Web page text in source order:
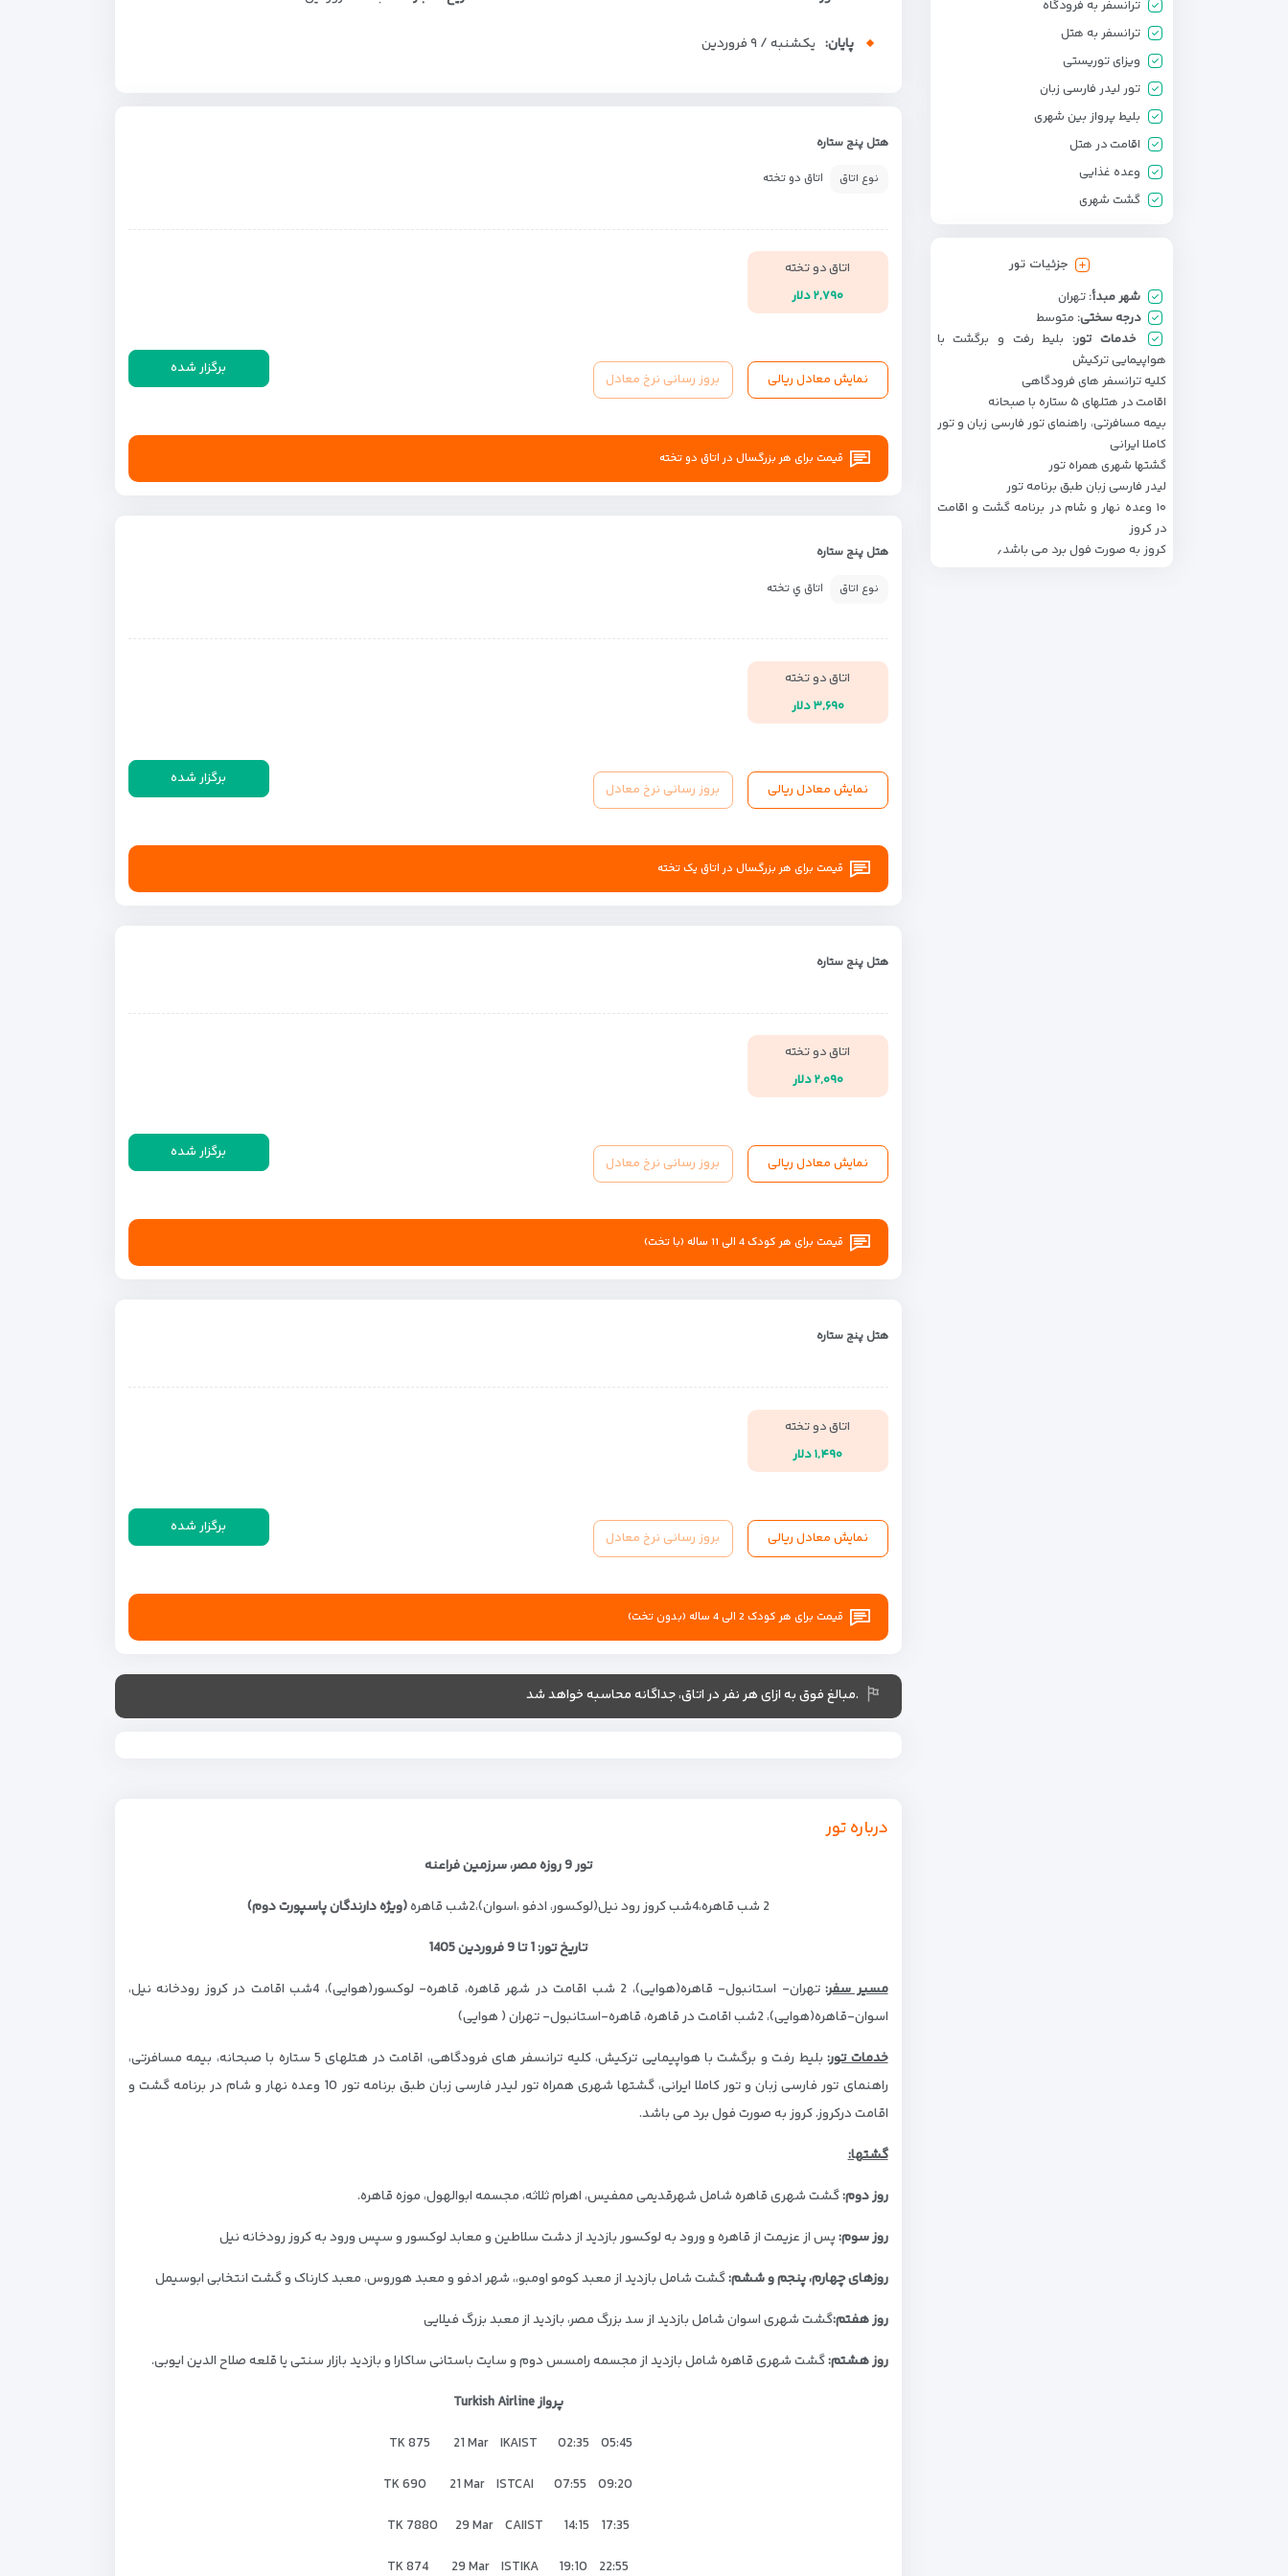
ترانسفر به فرودگاه
ترانسفر به هتل
ویزای توریستی
تور لیدر فارسی زبان
بلیط پرواز بین شهری
اقامت در هتل
وعده غذایی
گشت شهری
جزئیات تور
شهر مبدأ: تهران
درجه سختی: متوسط
خدمات تور: بلیط رفت و برگشت با
هواپیمایی ترکیش
کلیه ترانسفر های فرودگاهی
اقامت در هتل­های ۵ ستاره با صبحانه
بیمه مسافرتی، راهنمای تور فارسی زبان و تور
کاملا ایرانی
گشت­ها شهری همراه تور
لیدر فارسی زبان طبق برنامه تور
۱۰ وعده نهار و شام در برنامه گشت و اقامت
در کروز
کروز به صورت فول برد می باشد٫
پایان: یکشنبه / ۹ فروردین
هتل پنج ستاره
نوع اتاق اتاق دو تخته
اتاق دو تخته
۲,۷۹۰ دلار
برگزار شده
نمایش معادل ریالی بروز رسانی نرخ معادل
قیمت برای هر بزرگسال در اتاق دو تخته
هتل پنج ستاره
نوع اتاق اتاق ي تخته
اتاق دو تخته
۳,۶۹۰ دلار
برگزار شده
نمایش معادل ریالی بروز رسانی نرخ معادل
قیمت برای هر بزرگسال در اتاق یک تخته
هتل پنج ستاره
اتاق دو تخته
۲,۰۹۰ دلار
برگزار شده
نمایش معادل ریالی بروز رسانی نرخ معادل
قیمت برای هر کودک 4 الی 11 ساله (با تخت)
هتل پنج ستاره
اتاق دو تخته
۱,۴۹۰ دلار
برگزار شده
نمایش معادل ریالی بروز رسانی نرخ معادل
قیمت برای هر کودک 2 الی 4 ساله (بدون تخت)
.مبالغ فوق به ازای هر نفر در اتاق، جداگانه محاسبه خواهد شد
درباره تور
تور 9 روزه مصر، سرزمین فراعنه
2 شب قاهره،4شب کروز رود نیل(لوکسور، ادفو ،اسوان)،2شب قاهره
(ویژه دارندگان پاسپورت دوم)
تاریخ تور: 1 تا 9 فروردین 1405
مسیر سفر:
تهران- استانبول- قاهره(هوایی)، 2 شب اقامت در شهر قاهره، قاهره- لوکسور(هوایی)، 4شب اقامت در کروز رودخانه نیل،
اسوان-قاهره(هوایی)، 2شب اقامت در قاهره، قاهره-استانبول- تهران ( هوایی)
خدمات تور:
بلیط رفت و برگشت با هواپیمایی ترکیش، کلیه ترانسفر های فرودگاهی، اقامت در هتل­های 5 ستاره با صبحانه، بیمه مسافرتی،
راهنمای تور فارسی زبان و تور کاملا ایرانی، گشت­ها شهری همراه تور لیدر فارسی زبان طبق برنامه تور 10 وعده نهار و شام در برنامه گشت و
اقامت درکروز. کروز به صورت فول برد می باشد.
گشت­ها:
روز دوم:گشت شهری قاهره شامل شهرقدیمی ممفیس، اهرام ثلاثه، مجسمه ابوالهول، موزه قاهره.
روز سوم:پس از عزیمت از قاهره و ورود به لوکسور بازدید از دشت سلاطین و معابد لوکسور و سپس ورود به کروز رودخانه نیل
روزهای چهارم، پنجم و ششم:گشت شامل بازدید از معبد کومو اومبو،، شهر ادفو و معبد هوروس، معبد کارناک و گشت انتخابی ابوسیمل
روز هفتم:گشت شهری اسوان شامل بازدید از سد بزرگ مصر، بازدید از معبد بزرگ فیلایی
روز هشتم:گشت شهری قاهره شامل بازدید از مجسمه رامسس دوم و سایت باستانی ساکارا و بازدید بازار سنتی یا قلعه صلاح الدین ایوبی.
پرواز Turkish Airline
TK 875 21 Mar IKAIST 02:35 05:45
TK 690 21 Mar ISTCAI 07:55 09:20
TK 7880 29 Mar CAIIST 14:15 17:35
TK 874 29 Mar ISTIKA 19:10 22:55